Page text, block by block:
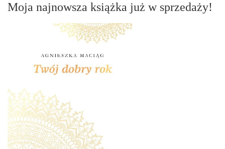
Moja najnowsza książka już w sprzedaży!